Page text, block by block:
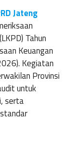
Jateng
Tahun
Keuangan
Kegiatan
Provinsi
untuk
serta